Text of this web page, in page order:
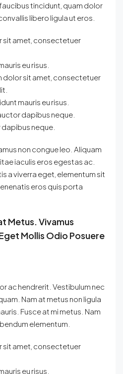
tincidunt, quam dolor
libero ligula ut eros.
sit amet, consectetuer
eu risus.
dolor sit amet, consectetuer
mauris eu risus.
dapibus neque.
neque.
non congue leo. Aliquam
iaculis eros egestas ac.
a viverra eget, elementum sit
eros quis porta
Metus. Vivamus
Mollis Odio Posuere
ac hendrerit. Vestibulum nec
Nam at metus non ligula
Fusce at mi metus. Nam
elementum.
sit amet, consectetuer
eu risus.